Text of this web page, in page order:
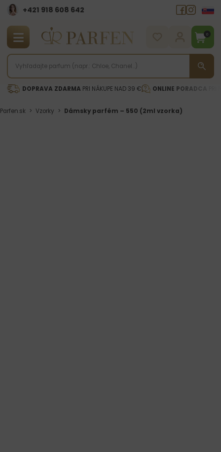
+421 918 608 642‬
0
DOPRAVA ZDARMA PRI NÁKUPE NAD 39 € ONLINE PORADCA
Parfen.sk > Vzorky > Dámsky parfém – 550 (2ml vzorka)